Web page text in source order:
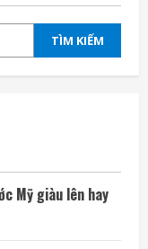
TÌM KIẾM
Mỹ giàu lên hay